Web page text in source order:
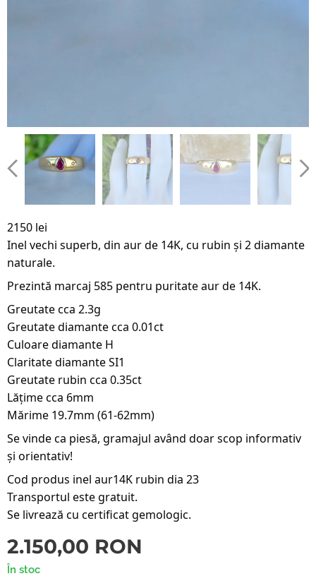
2150 lei
Inel vechi superb, din aur de 14K, cu rubin și 2 diamante
naturale.
Prezintă marcaj 585 pentru puritate aur de 14K.
Greutate cca 2.3g
Greutate diamante cca 0.01ct
Culoare diamante H
Claritate diamante SI1
Greutate rubin cca 0.35ct
Lățime cca 6mm
Mărime 19.7mm (61-62mm)
Se vinde ca piesă, gramajul având doar scop informativ
și orientativ!
Cod produs inel aur14K rubin dia 23
Transportul este gratuit.
Se livrează cu certificat gemologic.
2.150,00 RON
În stoc